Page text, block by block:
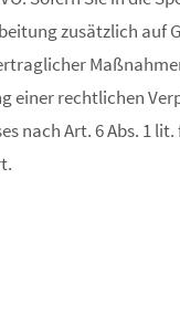
zusätzlich auf
einer rechtlichen
nach Art. 6 Abs. 1